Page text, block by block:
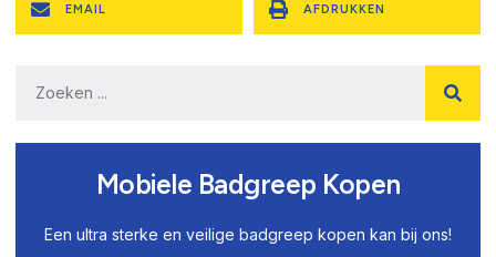
EMAIL AFDRUKKEN
Mobiele Badgreep Kopen
Een ultra sterke en veilige badgreep kopen kan bij ons!